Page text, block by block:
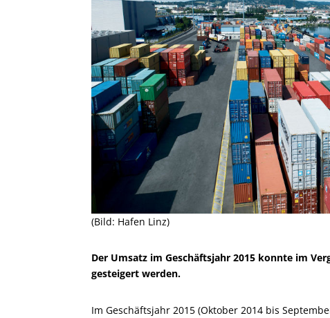
(Bild: Hafen Linz)
Der Umsatz im Geschäftsjahr 2015 konnte im
gesteigert werden.
Im Geschäftsjahr 2015 (Oktober 2014 bis